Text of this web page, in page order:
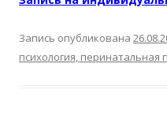
Запись опубликована
психология, перинатальная